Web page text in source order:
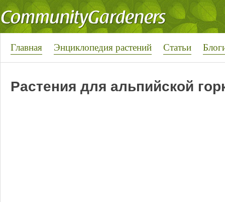
Главная Энциклопедия растений Статьи
Растения для альпийской